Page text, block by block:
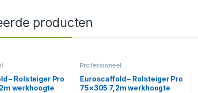
producten
– Rolsteiger Pro
werkhoogte
Professioneel
Euroscaffold – Rolsteiger Pro
75×305 7,2m werkhoogte